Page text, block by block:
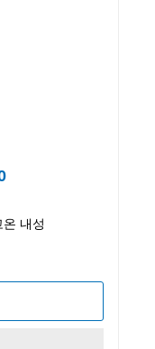
내성